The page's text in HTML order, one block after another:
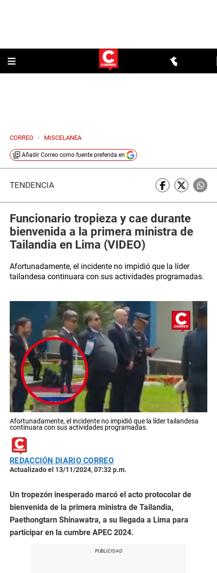
CORREO > MISCELANEA
Añadir Correo como fuente preferida en
TENDENCIA
Funcionario tropieza y cae durante
bienvenida a la primera ministra de
Tailandia en Lima (VIDEO)
Afortunadamente, el incidente no impidió que la líder
tailandesa continuara con sus actividades programadas.
Afortunadamente, el incidente no impidió que la líder tailandesa
continuara con sus actividades programadas.
REDACCIÓN DIARIO CORREO
Actualizado el 13/11/2024, 07:32 p.m.
Un tropezón inesperado marcó el acto protocolar de
bienvenida de la primera ministra de Tailandia,
Paethongtarn Shinawatra, a su llegada a Lima para
participar en la cumbre APEC 2024.